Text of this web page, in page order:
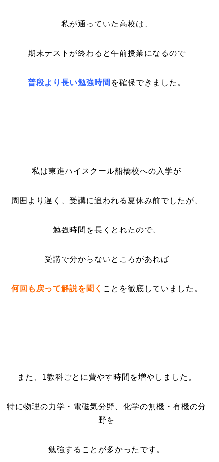
私が通っていた高校は、
期末テストが終わると午前授業になるので
普段より長い勉強時間 を確保できました。
私は東進ハイスクール船橋校への入学が
周囲より遅く、受講に追われる夏休み前でしたが、
勉強時間を長くとれたので、
受講で分からないところがあれば
何回も戻って解説を聞く ことを徹底していました。
また、1教科ごとに費やす時間を増やしました。
特に物理の力学・電磁気分野、化学の無機・有機の分
野を
勉強することが多かったです。